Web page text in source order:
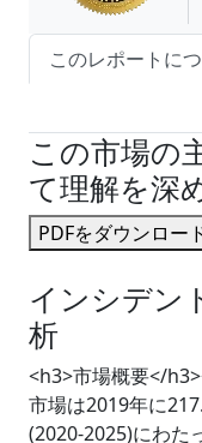
このレポートに
この市場の
て理解を深
PDFをダウンロー
インシデン
析
<h3>市場概要</
市場は2019年に
(2020-2025)にわた